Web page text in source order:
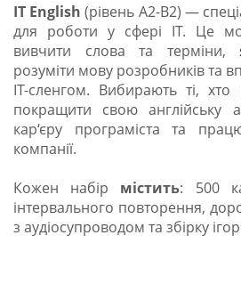
ІТ English(рівень А2-В2) —
для роботи у сфері ІТ. Це
вивчити слова та терміни,
розуміти мову розробників та
ІТ-сленгом. Вибирають ті,
покращити свою англійську
кар‘єру програміста та
компанії.
Кожен набір містить: 500
інтервального повторення,
з аудіосупроводом та збірку